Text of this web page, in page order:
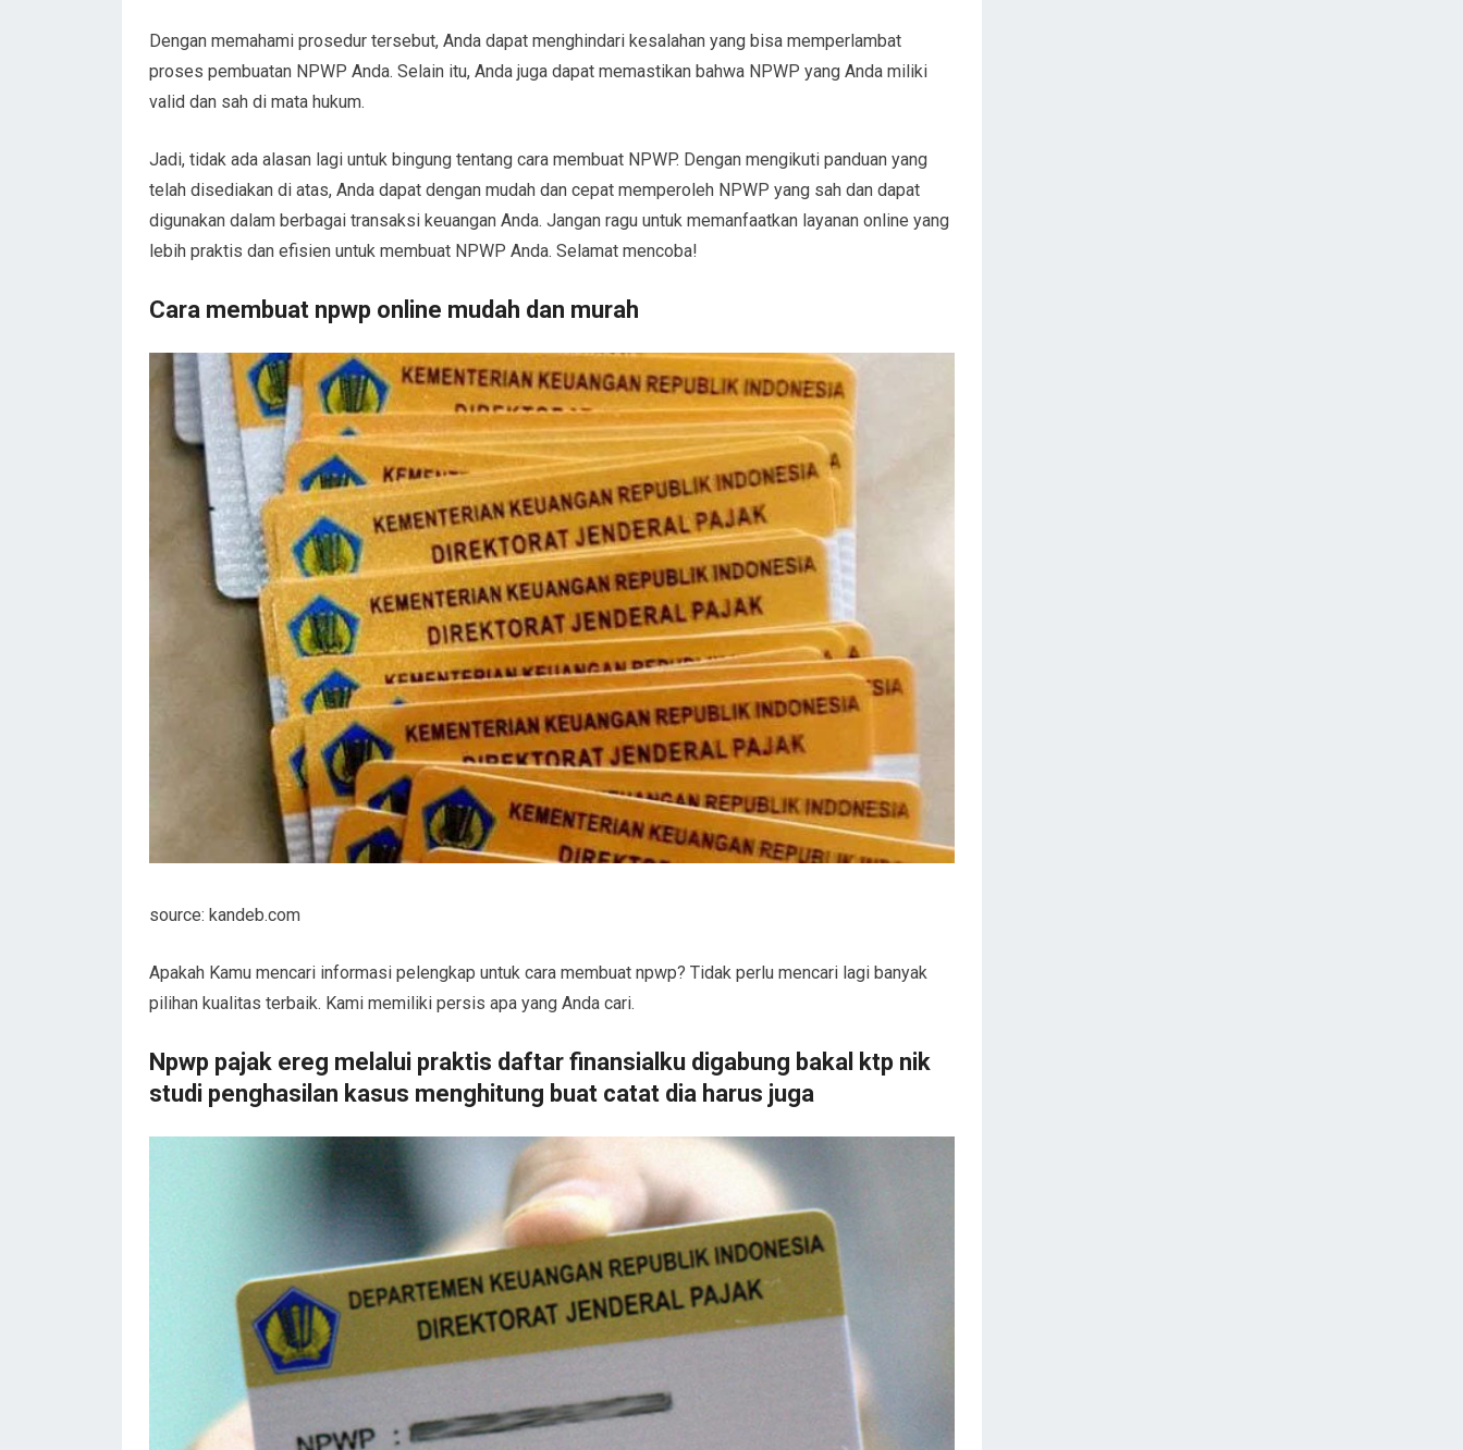
Dengan memahami prosedur tersebut, Anda dapat menghindari kesalahan yang bisa memperlambat
proses pembuatan NPWP Anda. Selain itu, Anda juga dapat memastikan bahwa NPWP yang Anda miliki
valid dan sah di mata hukum.
Jadi, tidak ada alasan lagi untuk bingung tentang cara membuat NPWP. Dengan mengikuti panduan yang
telah disediakan di atas, Anda dapat dengan mudah dan cepat memperoleh NPWP yang sah dan dapat
digunakan dalam berbagai transaksi keuangan Anda. Jangan ragu untuk memanfaatkan layanan online yang
lebih praktis dan efisien untuk membuat NPWP Anda. Selamat mencoba!
Cara membuat npwp online mudah dan murah
source: kandeb.com
Apakah Kamu mencari informasi pelengkap untuk cara membuat npwp? Tidak perlu mencari lagi banyak
pilihan kualitas terbaik. Kami memiliki persis apa yang Anda cari.
Npwp pajak ereg melalui praktis daftar finansialku digabung bakal ktp nik
studi penghasilan kasus menghitung buat catat dia harus juga